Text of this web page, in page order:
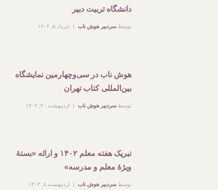
دانشگاه تربیت دبیر
توسط سردبیر هوش ناب خرداد ۵, ۱۴۰۲
هوش ناب در سی‌وچهارمین نمایشگاه
بین‌المللی کتاب تهران
توسط سردبیر هوش ناب اردیبهشت ۲۰, ۱۴۰۲
تبریک هفته معلم ۱۴۰۲ و ارائه «بستۀ
ویژۀ معلم و مدرسه»
توسط سردبیر هوش ناب اردیبهشت ۸, ۱۴۰۲